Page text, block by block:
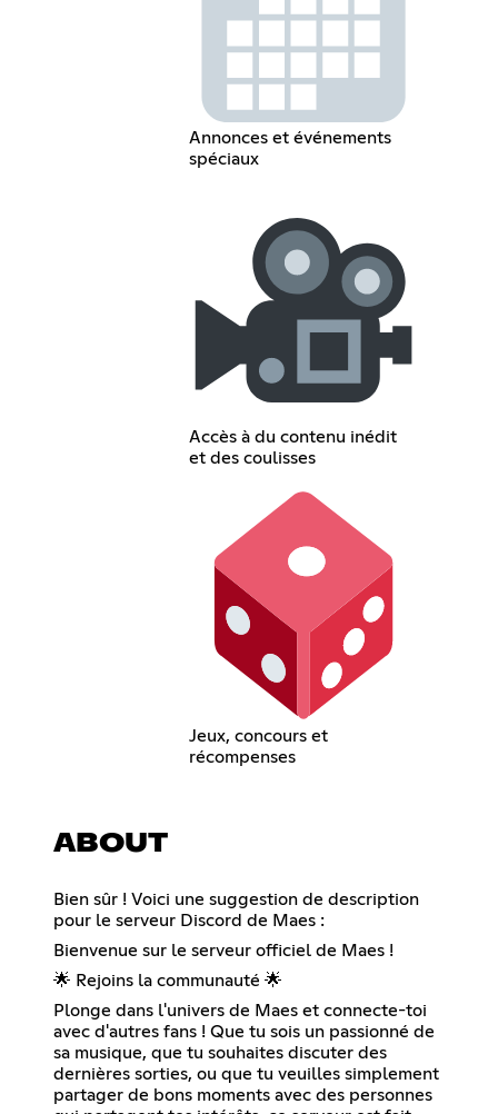
Annonces et événements
spéciaux
Accès à du contenu inédit
et des coulisses
Jeux, concours et
récompenses
ABOUT
Bien sûr ! Voici une suggestion de description
pour le serveur Discord de Maes :
Bienvenue sur le serveur officiel de Maes !
🌟 Rejoins la communauté 🌟
Plonge dans l'univers de Maes et connecte-toi
avec d'autres fans ! Que tu sois un passionné de
sa musique, que tu souhaites discuter des
dernières sorties, ou que tu veuilles simplement
partager de bons moments avec des personnes